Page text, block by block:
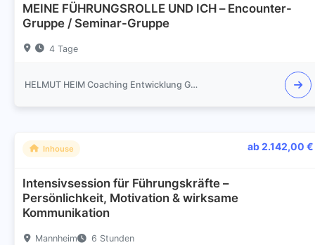
MEINE FÜHRUNGSROLLE UND ICH – Encounter-
Gruppe / Seminar-Gruppe
4 Tage
HELMUT HEIM Coaching Entwicklung Gespräch Training
Inhouse ab 2.142,00 €
Intensivsession für Führungskräfte –
Persönlichkeit, Motivation & wirksame
Kommunikation
Mannheim 6 Stunden